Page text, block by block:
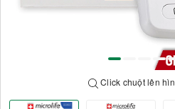
Click chuột lên